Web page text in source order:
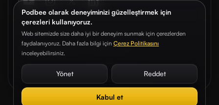
Podbee olarak deneyiminizi güzelleştirmek için
çerezleri kullanıyoruz.
Web sitemizde size daha iyi bir deneyim sunmak için çerezlerden
faydalanıyoruz. Daha fazla bilgi için Çerez Politikasını
inceleyebilirsiniz.
Yönet Reddet
Kabul et
© 2026. Podbee Media. Tüm hakları saklıdır.
Çerez TercihleriAydınlatma Metni Gizlilik Sözleşmesi